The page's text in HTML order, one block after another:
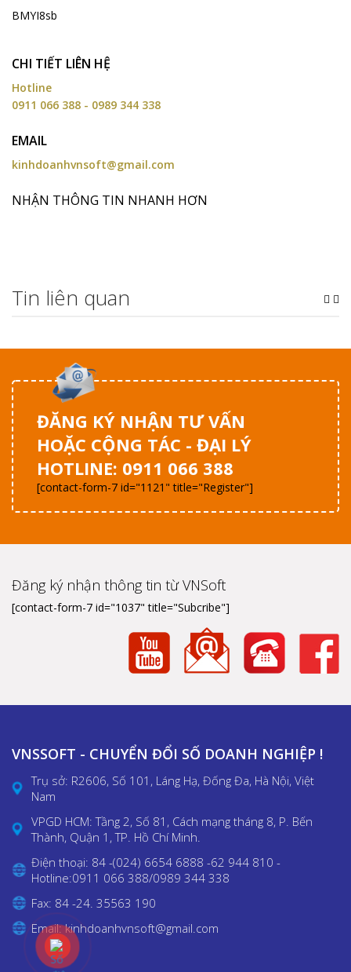
BMYI8sb
CHI TIẾT LIÊN HỆ
Hotline
0911 066 388 - 0989 344 338
EMAIL
kinhdoanhvnsoft@gmail.com
NHẬN THÔNG TIN NHANH HƠN
Tin liên quan
ĐĂNG KÝ NHẬN TƯ VẤN
HOẶC CỘNG TÁC - ĐẠI LÝ
HOTLINE: 0911 066 388
[contact-form-7 id="1121" title="Register"]
Đăng ký nhận thông tin từ VNSoft
[contact-form-7 id="1037" title="Subcribe"]
VNSSOFT - CHUYỂN ĐỔI SỐ DOANH NGHIỆP !
Trụ sở: R2606, Số 101, Láng Hạ, Đống Đa, Hà Nội, Việt
Nam
VPGD HCM: Tầng 2, Số 81, Cách mạng tháng 8, P. Bến
Thành, Quận 1, TP. Hồ Chí Minh.
Điện thoại: 84 -(024) 6654 6888 -62 944 810 -
Hotline:0911 066 388/0989 344 338
Fax: 84 -24. 35563 190
Email: kinhdoanhvnsoft@gmail.com